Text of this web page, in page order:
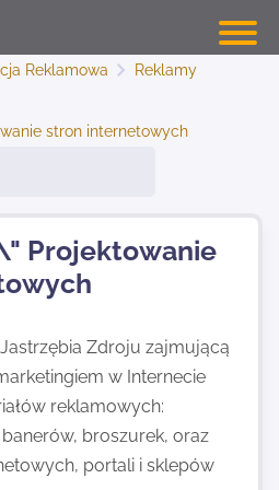
Reklamowa
Reklamy
stron internetowych
Projektowanie
Zdroju zajmującą
w Internecie
reklamowych:
broszurek, oraz
portali i sklepów